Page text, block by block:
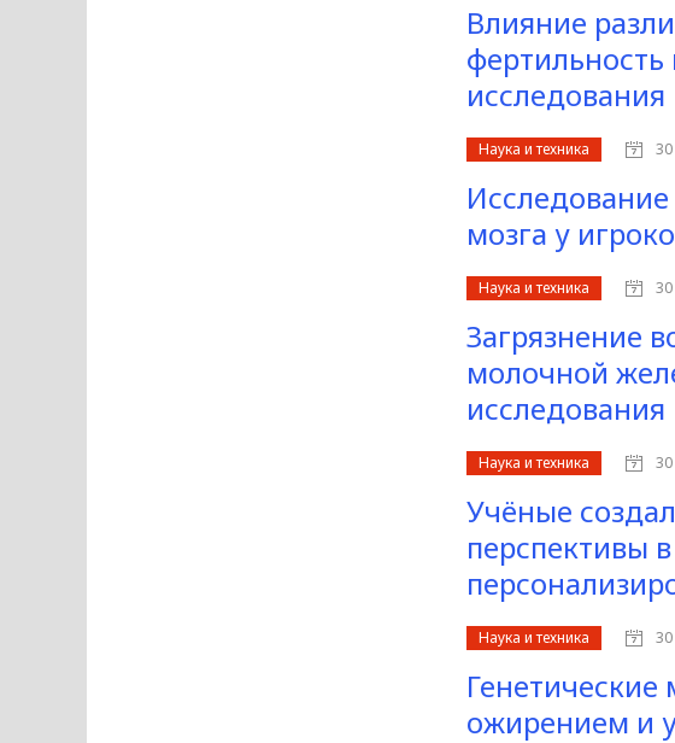
Влияние
исследования
Наука и техника
мозга у
Наука и техника
Загрязнение
молочной
исследования
Наука и техника
Учёные
перспективы
Наука и техника
ожирением и